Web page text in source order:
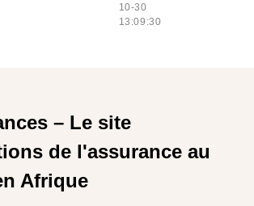
10-30
13:09:30
– Le site
de l'assurance au
Afrique